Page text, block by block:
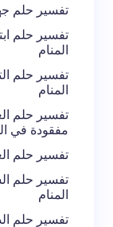
لاستخدامه
تفسير حلم
تفسير حلم
المنام
تفسير حلم
المنام
تفسير حلم
مفقودة في
تفسير حلم
تفسير حلم
المنام
تفسير حلم